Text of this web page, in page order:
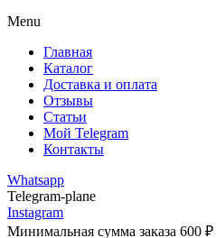
Menu
Главная
Каталог
Доставка и оплата
Отзывы
Статьи
Мой Telegram
Контакты
Whatsapp
Telegram-plane
Instagram
Минимальная сумма заказа 600 ₽